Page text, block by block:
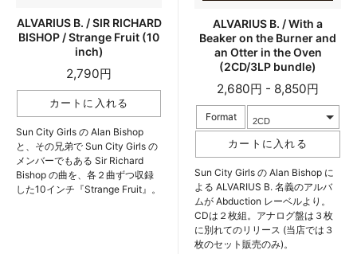
ALVARIUS B. / SIR RICHARD
BISHOP / Strange Fruit (10
inch)
2,790円
Sun City Girls の Alan Bishop
と、その兄弟で Sun City Girls の
メンバーでもある Sir Richard
Bishop の曲を、各２曲ずつ収録
した10インチ『Strange Fruit』。
ALVARIUS B. / With a
Beaker on the Burner and
an Otter in the Oven
(2CD/3LP bundle)
2,680円 - 8,850円
Format
Sun City Girls の Alan Bishop に
よる ALVARIUS B. 名義のアルバ
ムが Abduction レーベルより。
CDは２枚組。アナログ盤は３枚
に別れてのリリース (当店では３
枚のセット販売のみ)。